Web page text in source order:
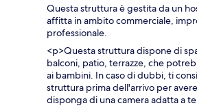
Questa struttura è gestita da un
affitta in ambito commerciale,
professionale.
<p>Questa struttura dispone di
balconi, patio, terrazze, che
ai bambini. In caso di dubbi, ti
struttura prima dell'arrivo per
disponga di una camera adatta a